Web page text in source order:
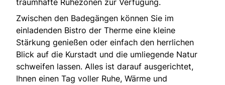
traumhafte Ruhezonen zur Verfügung.
Zwischen den Badegängen können Sie im
einladenden Bistro der Therme eine kleine
Stärkung genießen oder einfach den herrlichen
Blick auf die Kurstadt und die umliegende Natur
schweifen lassen. Alles ist darauf ausgerichtet,
Ihnen einen Tag voller Ruhe, Wärme und